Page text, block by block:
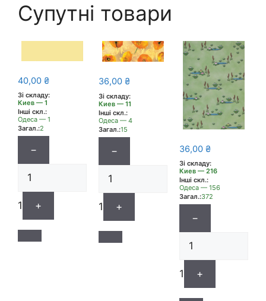
Супутні товари
40,00 ₴
Зі складу:
Киев — 1
Інші скл.:
Одеса — 1
Загал.:2
−
1 +
36,00 ₴
Зі складу:
Киев — 11
Інші скл.:
Одеса — 4
Загал.:15
−
1 +
36,00 ₴
Зі складу:
Киев — 216
Інші скл.:
Одеса — 156
Загал.:372
−
1 +